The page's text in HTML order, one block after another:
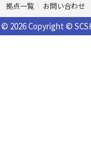
拠点一覧
お問い合わせ
© 2026 Copyright ©